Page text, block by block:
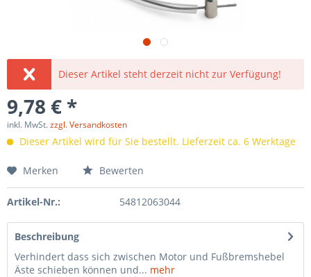
Dieser Artikel steht derzeit nicht zur Verfügung!
9,78 € *
inkl. MwSt.zzgl. Versandkosten
Dieser Artikel wird für Sie bestellt. Lieferzeit ca. 6 Werktage
Merken Bewerten
Artikel-Nr.: 54812063044
Beschreibung
Verhindert dass sich zwischen Motor und Fußbremshebel
Äste schieben können und... mehr